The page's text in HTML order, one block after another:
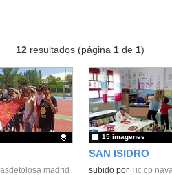
12resultados (página 1de 1)
madrid
SAN ISIDRO
Contenido educativo.
subido por Tic cp
15 imágenes